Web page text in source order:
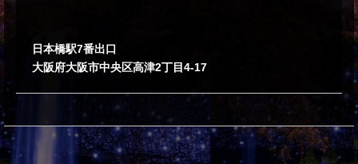
日本橋駅7番出口
大阪府大阪市中央区高津2丁目4-17